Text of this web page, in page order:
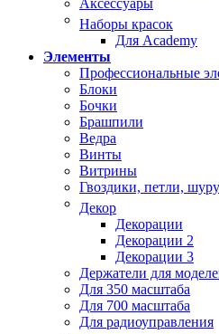
Аксессуары
Наборы красок
Для Academy
Элементы
Профессиональные
Блоки
Бочки
Брашпили
Ведра
Винты
Витрины
Гвоздики, петли,
Декор
Декорации
Декорации 2
Декорации 3
Держатели для
Для 350 масштаба
Для 700 масштаба
Для радиоуправления